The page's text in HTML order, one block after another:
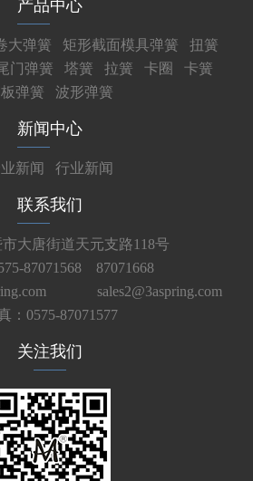
产品中心
大弹簧 矩形截面模具弹簧
扭簧
门弹簧 塔簧 拉簧 卡圈
卡簧
弹簧
波形弹簧
新闻中心
新闻 行业新闻
联系我们
大唐街道天元支路118号
87071568 87071668
sales2@3aspring.com
：0575-87071577
关注我们